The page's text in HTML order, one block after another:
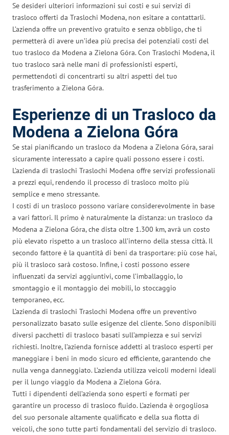
Se desideri ulteriori informazioni sui costi e sui servizi di
trasloco offerti da Traslochi Modena, non esitare a contattarli.
L’azienda offre un preventivo gratuito e senza obbligo, che ti
permetterà di avere un’idea più precisa dei potenziali costi del
tuo trasloco da Modena a Zielona Góra. Con Traslochi Modena, il
tuo trasloco sarà nelle mani di professionisti esperti,
permettendoti di concentrarti su altri aspetti del tuo
trasferimento a Zielona Góra.
Esperienze di un Trasloco da
Modena a Zielona Góra
Se stai pianificando un trasloco da Modena a Zielona Góra, sarai
sicuramente interessato a capire quali possono essere i costi.
L’azienda di traslochi Traslochi Modena offre servizi professionali
a prezzi equi, rendendo il processo di trasloco molto più
semplice e meno stressante.
I costi di un trasloco possono variare considerevolmente in base
a vari fattori. Il primo è naturalmente la distanza: un trasloco da
Modena a Zielona Góra, che dista oltre 1.300 km, avrà un costo
più elevato rispetto a un trasloco all’interno della stessa città. Il
secondo fattore è la quantità di beni da trasportare: più cose hai,
più il trasloco sarà costoso. Infine, i costi possono essere
influenzati da servizi aggiuntivi, come l’imballaggio, lo
smontaggio e il montaggio dei mobili, lo stoccaggio
temporaneo, ecc.
L’azienda di traslochi Traslochi Modena offre un preventivo
personalizzato basato sulle esigenze del cliente. Sono disponibili
diversi pacchetti di trasloco basati sull’ampiezza e sui servizi
richiesti. Inoltre, l’azienda fornisce addetti al trasloco esperti per
maneggiare i beni in modo sicuro ed efficiente, garantendo che
nulla venga danneggiato. L’azienda utilizza veicoli moderni ideali
per il lungo viaggio da Modena a Zielona Góra.
Tutti i dipendenti dell’azienda sono esperti e formati per
garantire un processo di trasloco fluido. L’azienda è orgogliosa
del suo personale altamente qualificato e della sua flotta di
veicoli, che sono tutte parti fondamentali del servizio di trasloco.